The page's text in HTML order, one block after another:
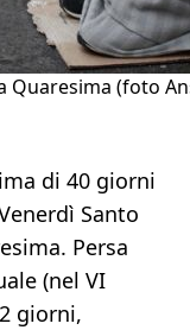
Quaresima (foto
di 40 giorni
Santo
Persa
(nel VI
giorni,